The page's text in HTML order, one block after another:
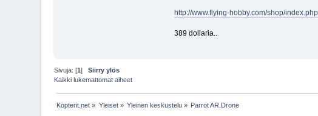
http://www.flying-hobby.com/shop/
389 dollaria..
Sivuja: [1]Siirry ylös
Kaikki lukemattomat aiheet
Kopterit.net » Yleiset» Yleinen keskustelu » Parrot AR.Drone